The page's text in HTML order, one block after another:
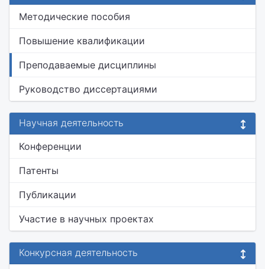
Методические пособия
Повышение квалификации
Преподаваемые дисциплины
Руководство диссертациями
Научная деятельность
Конференции
Патенты
Публикации
Участие в научных проектах
Конкурсная деятельность